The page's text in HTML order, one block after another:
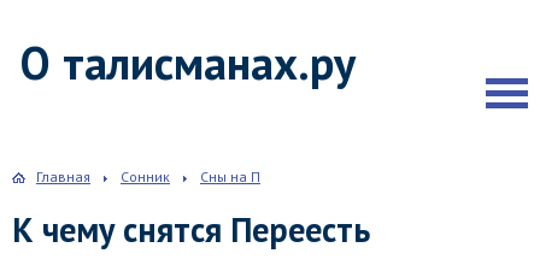
О талисманах.ру
Главная Сонник Сны на П
К чему снятся Переесть